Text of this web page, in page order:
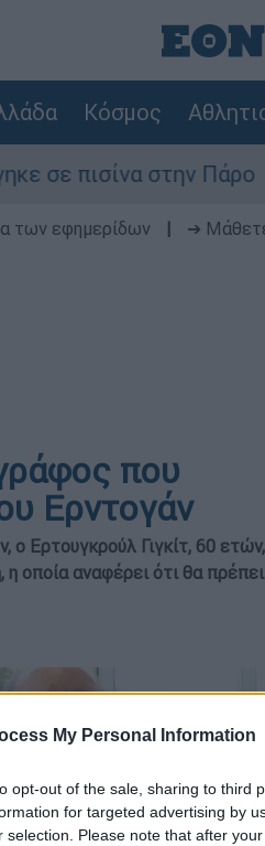
My Personal Information
opt-out of the sale, sharing to third
for targeted advertising by
selection. Please note that after
Κόσμος
στην Πάρο
των εφημερίδων ➔
που
Ερντογάν
Ερτουγκρούλ Γιγκίτ, 60
οποία αναφέρει ότι θα